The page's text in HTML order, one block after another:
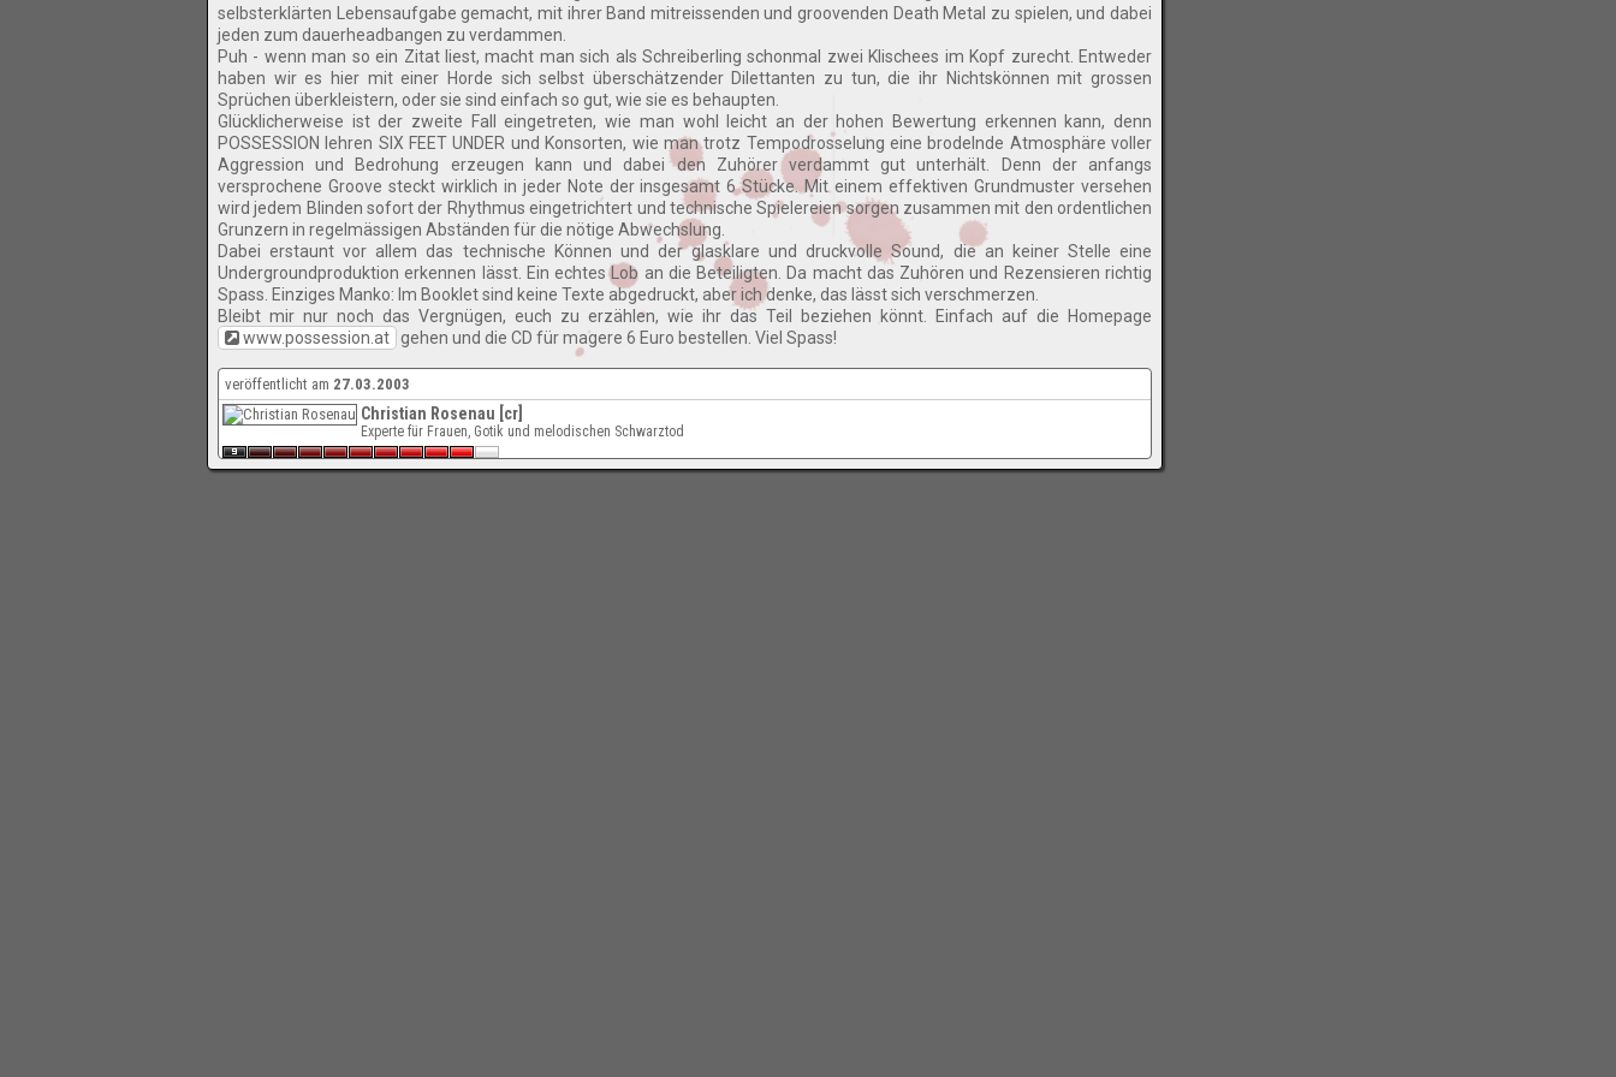
selbsterklärten Lebensaufgabe gemacht, mit ihrer Band mitreissenden und groovenden Death Metal zu spielen, und dabei
jeden zum dauerheadbangen zu verdammen.
Puh - wenn man so ein Zitat liest, macht man sich als Schreiberling schonmal zwei Klischees im Kopf zurecht. Entweder
haben wir es hier mit einer Horde sich selbst überschätzender Dilettanten zu tun, die ihr Nichtskönnen mit grossen
Sprüchen überkleistern, oder sie sind einfach so gut, wie sie es behaupten.
Glücklicherweise ist der zweite Fall eingetreten, wie man wohl leicht an der hohen Bewertung erkennen kann, denn
POSSESSION lehren SIX FEET UNDER und Konsorten, wie man trotz Tempodrosselung eine brodelnde Atmosphäre voller
Aggression und Bedrohung erzeugen kann und dabei den Zuhörer verdammt gut unterhält. Denn der anfangs
versprochene Groove steckt wirklich in jeder Note der insgesamt 6 Stücke. Mit einem effektiven Grundmuster versehen
wird jedem Blinden sofort der Rhythmus eingetrichtert und technische Spielereien sorgen zusammen mit den ordentlichen
Grunzern in regelmässigen Abständen für die nötige Abwechslung.
Dabei erstaunt vor allem das technische Können und der glasklare und druckvolle Sound, die an keiner Stelle eine
Undergroundproduktion erkennen lässt. Ein echtes Lob an die Beteiligten. Da macht das Zuhören und Rezensieren richtig
Spass. Einziges Manko: Im Booklet sind keine Texte abgedruckt, aber ich denke, das lässt sich verschmerzen.
Bleibt mir nur noch das Vergnügen, euch zu erzählen, wie ihr das Teil beziehen könnt. Einfach auf die Homepage
www.possession.at
gehen und die CD für magere 6 Euro bestellen. Viel Spass!
veröffentlicht am 27.03.2003
Christian Rosenau [cr]
Experte für Frauen, Gotik und melodischen Schwarztod